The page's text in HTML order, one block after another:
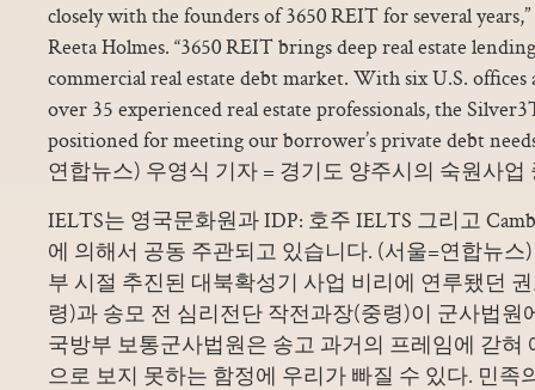
closely with the founders of 3650 REIT for several
Reeta Holmes. “3650 REIT brings deep real estate
commercial real estate debt market. With six U.S. offices
over 35 experienced real estate professionals, the
positioned for meeting our borrower’s private debt
연합뉴스) 우영식 기자 = 경기도 양주시의 숙원사업
IELTS는 영국문화원과 IDP: 호주 IELTS 그리고
에 의해서 공동 주관되고 있습니다. (서울=연합뉴스
부 시절 추진된 대북확성기 사업 비리에 연루됐던
령)과 송모 전 심리전단 작전과장(중령)이 군사법원
국방부 보통군사법원은 송고 과거의 프레임에 갇혀
으로 보지 못하는 함정에 우리가 빠질 수 있다. 민족